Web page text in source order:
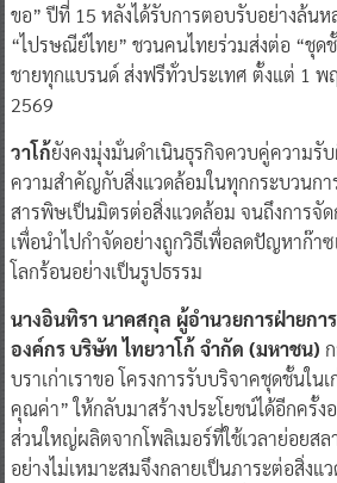
ขอ” ปีที่ 15 หลังได้รับการตอบรับอย่างล้น
“ไปรษณีย์ไทย” ชวนคนไทยร่วมส่งต่อ “ชุด
ชายทุกแบรนด์ ส่งฟรีทั่วประเทศ ตั้งแต่ 1
2569
วาโก้ยังคงมุ่งมั่นดำเนินธุรกิจควบคู่ความรั
ความสำคัญกับสิ่งแวดล้อมในทุกกระบวนก
สารพิษเป็นมิตรต่อสิ่งแวดล้อม จนถึงการ
เพื่อนำไปกำจัดอย่างถูกวิธีเพื่อลดปัญหาก๊า
โลกร้อนอย่างเป็นรูปธรรม
นางอินทิรา นาคสกุล ผู้อำนวยการฝ่ายกา
องค์กร บริษัท ไทยวาโก้ จำกัด (มหาชน)
บราเก่าเราขอ โครงการรับบริจาคชุดชั้นใน
คุณค่า” ให้กลับมาสร้างประโยชน์ได้อีกครั้ง
ส่วนใหญ่ผลิตจากโพลิเมอร์ที่ใช้เวลาย่อยส
อย่างไม่เหมาะสมจึงกลายเป็นภาระต่อสิ่งแ